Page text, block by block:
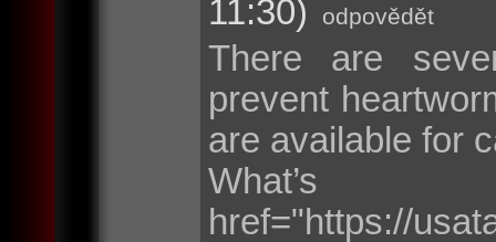
11:30) odpovědět
There are
prevent
are available for
href="https://